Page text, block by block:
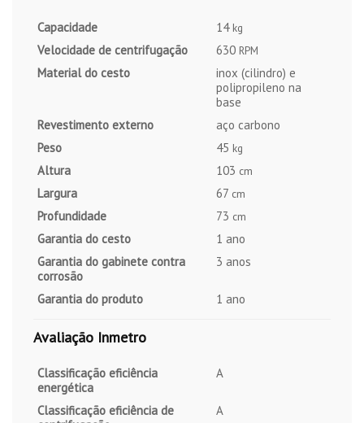
Capacidade 14 kg
Velocidade de centrifugação 630 RPM
Material do cesto
inox (cilindro) e
polipropileno na
base
Revestimento externo
aço carbono
Peso
45 kg
Altura 103 cm
Largura 67 cm
Profundidade 73 cm
Garantia do cesto
1 ano
Garantia do gabinete contra
corrosão
3 anos
Garantia do produto 1 ano
Avaliação Inmetro
Classificação eficiência
energética
A
Classificação eficiência de
A